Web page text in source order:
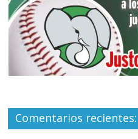
Comentarios recientes: